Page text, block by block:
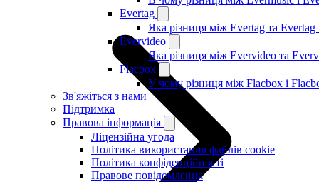
Evertag
Яка різниця між Evertag та Evertag
Evervideo
Яка різниця між Evervideo та
Flacbox
У чому різниця між Flacbox і
Зв'яжіться з нами
Підтримка
Правова інформація
Ліцензійна угода
Політика використання файлів cookie
Політика конфіденційності
Правове повідомлення